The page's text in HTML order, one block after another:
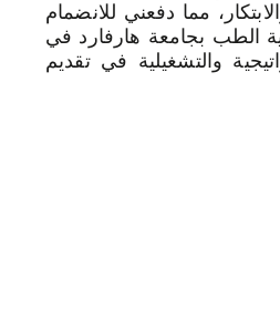
مما دفعني للانضمام
الطب بجامعة هارفارد في
والتشغيلية في تقديم